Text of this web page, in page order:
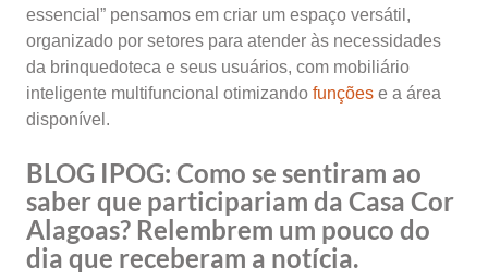
essencial” pensamos em criar um espaço versátil,
organizado por setores para atender às necessidades
da brinquedoteca e seus usuários, com mobiliário
inteligente multifuncional otimizando funções e a área
disponível.
BLOG IPOG: Como se sentiram ao
saber que participariam da Casa Cor
Alagoas? Relembrem um pouco do
dia que receberam a notícia.